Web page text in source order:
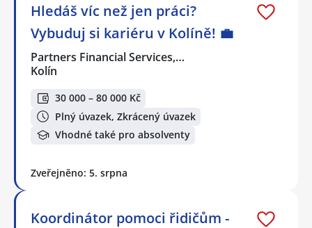
Hledáš víc než jen práci?
Vybuduj si kariéru v Kolíně! 💼
Partners Financial Services,…
Kolín
30 000 – 80 000 Kč
Plný úvazek, Zkrácený úvazek
Vhodné také pro absolventy
Zveřejněno: 5. srpna
Koordinátor pomoci řidičům -